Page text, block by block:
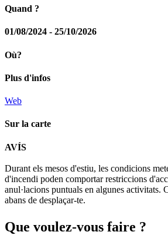
Quand ?
01/08/2024 - 25/10/2026
Où?
Plus d'infos
Web
Sur la carte
−
AVÍS
Durant els mesos d'estiu, les condicions
d'incendi poden comportar restriccions
anul·lacions puntuals en algunes activitats.
abans de desplaçar-te.
Que voulez-vous faire ?